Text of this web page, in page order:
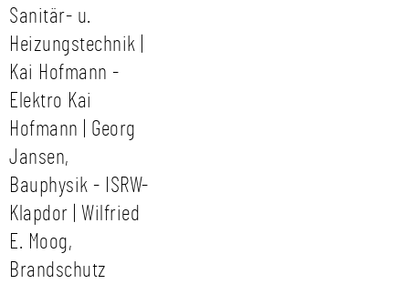
Sanitär- u.
Heizungstechnik |
Kai Hofmann -
Elektro Kai
Hofmann | Georg
Jansen,
Bauphysik - ISRW-
Klapdor | Wilfried
E. Moog,
Brandschutz